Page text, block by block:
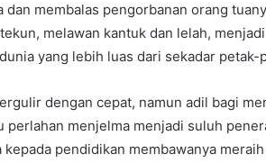
dan membalas pengorbanan orang
melawan kantuk dan lelah,
yang lebih luas dari sekadar petak-
dengan cepat, namun adil bagi
perlahan menjelma menjadi suluh
kepada pendidikan membawanya